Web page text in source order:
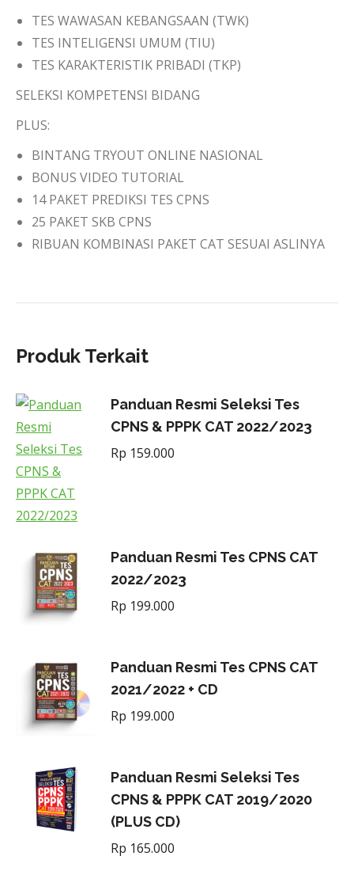
TES WAWASAN KEBANGSAAN (TWK)
TES INTELIGENSI UMUM (TIU)
TES KARAKTERISTIK PRIBADI (TKP)
SELEKSI KOMPETENSI BIDANG
PLUS:
BINTANG TRYOUT ONLINE NASIONAL
BONUS VIDEO TUTORIAL
14 PAKET PREDIKSI TES CPNS
25 PAKET SKB CPNS
RIBUAN KOMBINASI PAKET CAT SESUAI ASLINYA
Produk Terkait
Panduan Resmi Seleksi Tes
CPNS & PPPK CAT 2022/2023
Rp 159.000
Panduan Resmi Tes CPNS CAT
2022/2023
Rp 199.000
Panduan Resmi Tes CPNS CAT
2021/2022 + CD
Rp 199.000
Panduan Resmi Seleksi Tes
CPNS & PPPK CAT 2019/2020
(PLUS CD)
Rp 165.000